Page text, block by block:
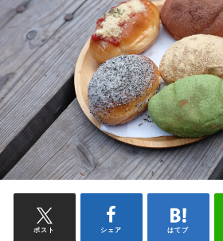
ポスト シェア はてブ